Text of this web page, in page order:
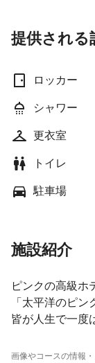
提供される
ロッカー
シャワー
更衣室
トイレ
駐車場
施設紹介
ピンクの高級ホ
「太平洋のピン
皆が人生で一度
画像やコースの情報